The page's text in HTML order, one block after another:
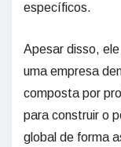
específicos.
Apesar disso,
uma empresa
composta por
para construir o
global de forma